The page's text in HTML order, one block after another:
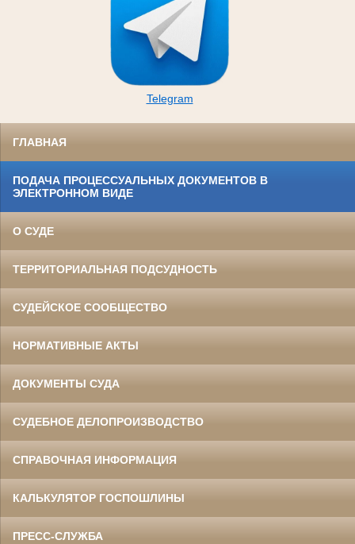
Telegram
ГЛАВНАЯ
ПОДАЧА ПРОЦЕССУАЛЬНЫХ ДОКУМЕНТОВ В
ЭЛЕКТРОННОМ ВИДЕ
О СУДЕ
ТЕРРИТОРИАЛЬНАЯ ПОДСУДНОСТЬ
СУДЕЙСКОЕ СООБЩЕСТВО
НОРМАТИВНЫЕ АКТЫ
ДОКУМЕНТЫ СУДА
СУДЕБНОЕ ДЕЛОПРОИЗВОДСТВО
СПРАВОЧНАЯ ИНФОРМАЦИЯ
КАЛЬКУЛЯТОР ГОСПОШЛИНЫ
ПРЕСС-СЛУЖБА